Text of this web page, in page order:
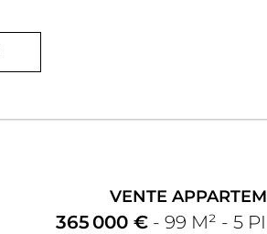
VENTE
365 000 €- 99 M² - 5